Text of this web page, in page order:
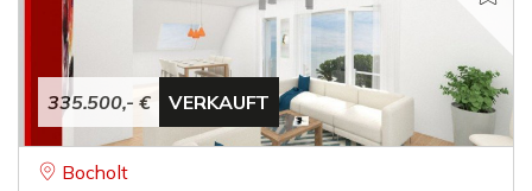
335.500,- € VERKAUFT
Bocholt